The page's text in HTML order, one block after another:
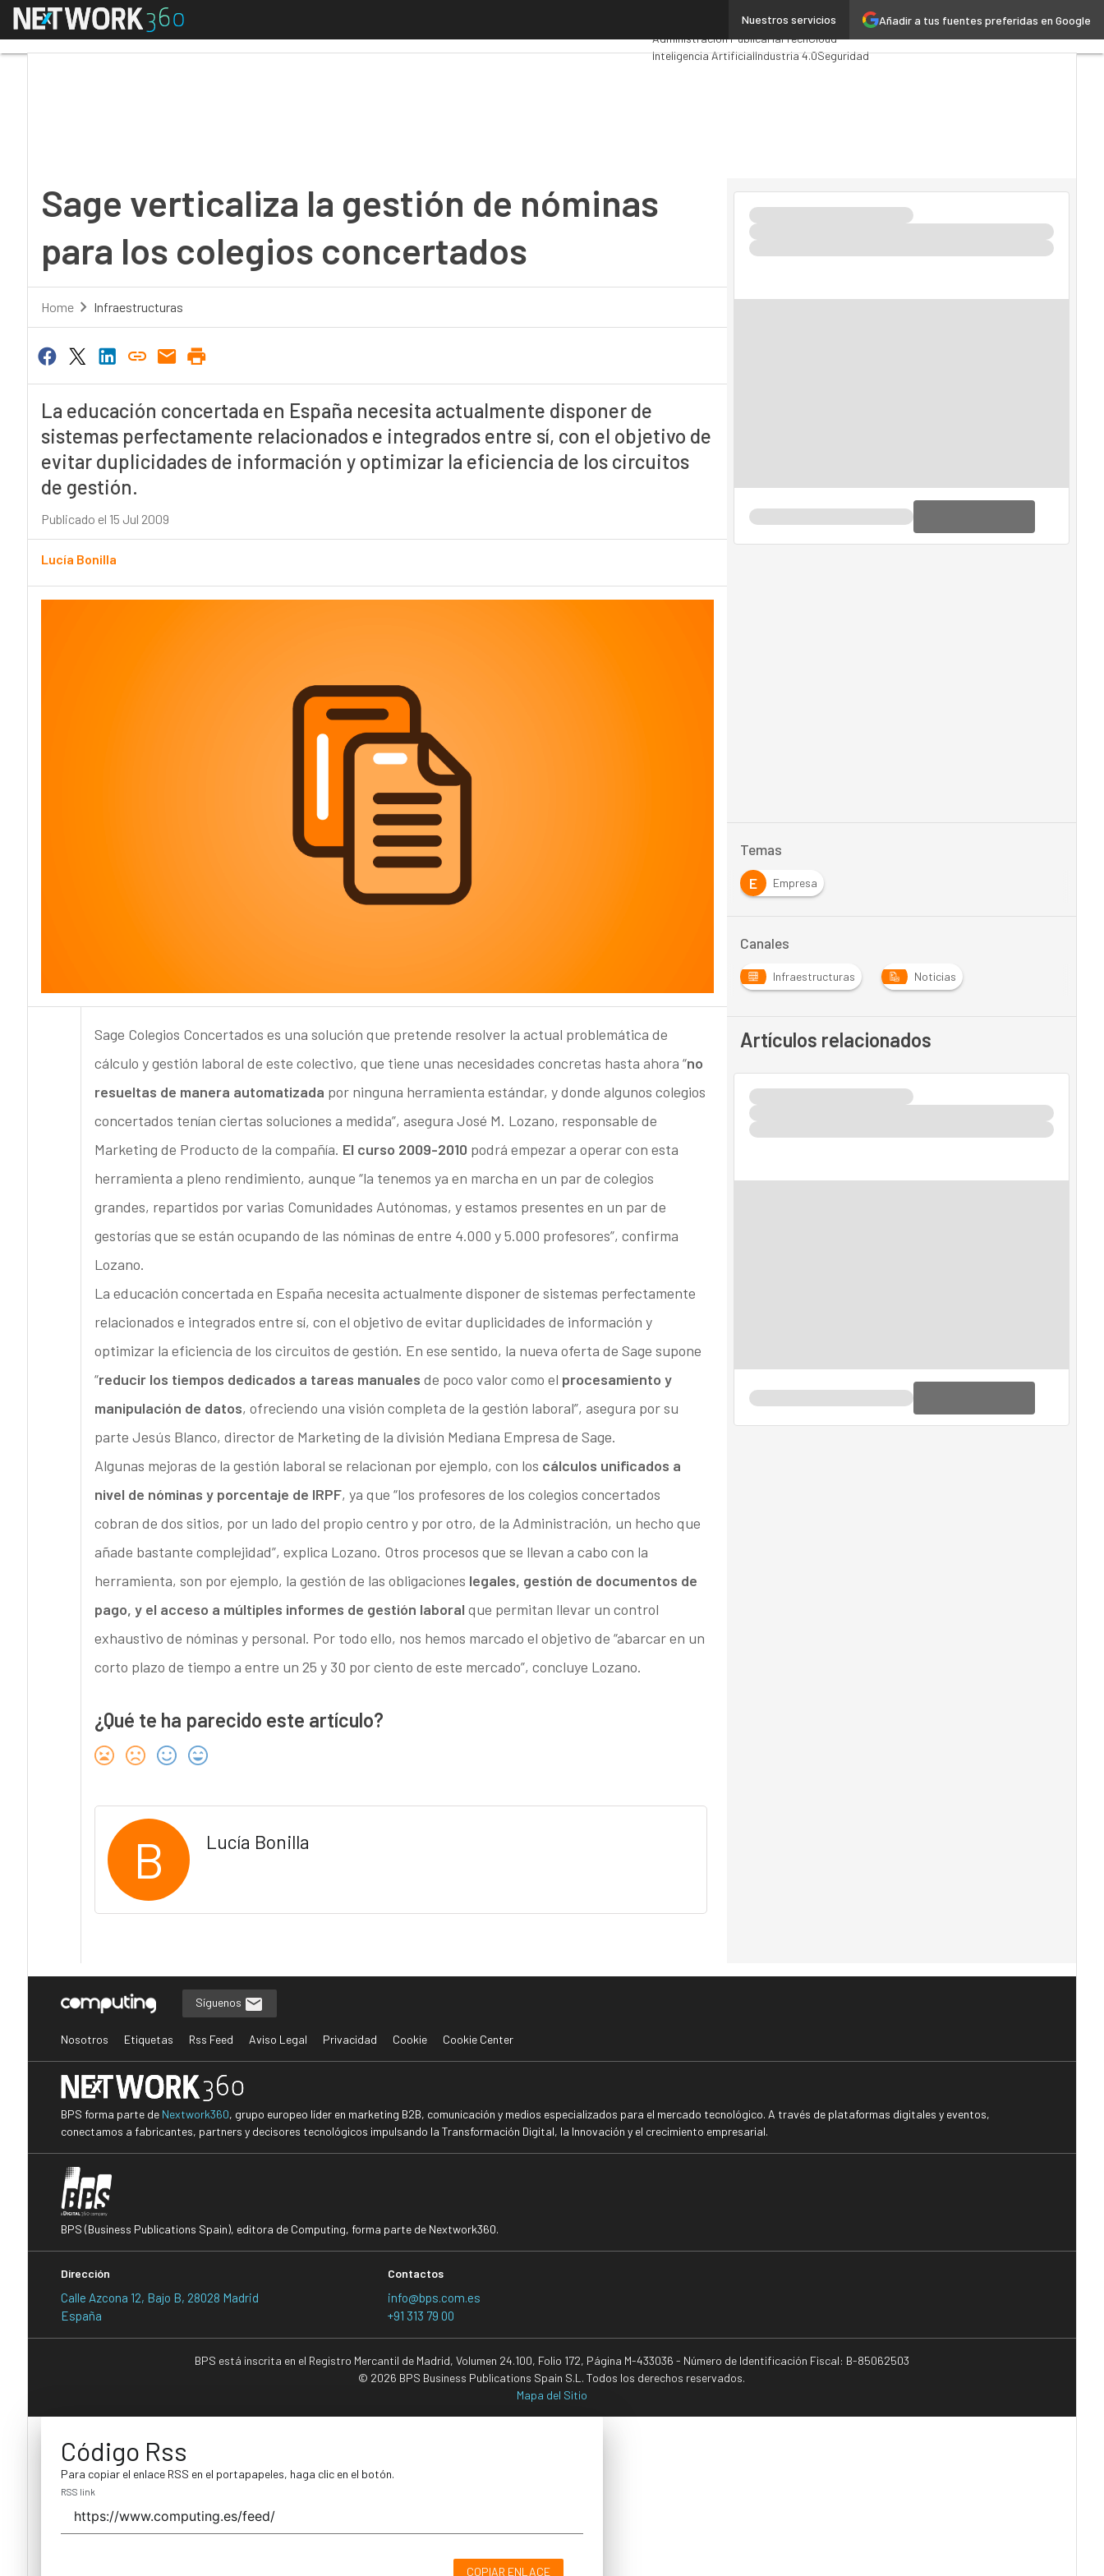
Añadir a tus fuentes preferidas en Google
Nuestros servicios
Menú Premios ComputingAnalytics
Administración PúblicaMarTechCloud
Inteligencia ArtificialIndustria 4.0Seguridad
Sage verticaliza la gestión de nóminas
para los colegios concertados
Home Infraestructuras
La educación concertada en España necesita actualmente disponer de
sistemas perfectamente relacionados e integrados entre sí, con el objetivo de
evitar duplicidades de información y optimizar la eficiencia de los circuitos
de gestión.
Publicado el 15 Jul 2009
Lucía Bonilla
Sage Colegios Concertados es una solución que pretende resolver la actual problemática de
cálculo y gestión laboral de este colectivo, que tiene unas necesidades concretas hasta ahora “no
resueltas de manera automatizada por ninguna herramienta estándar, y donde algunos colegios
concertados tenían ciertas soluciones a medida”, asegura José M. Lozano, responsable de
Marketing de Producto de la compañía. El curso 2009-2010 podrá empezar a operar con esta
herramienta a pleno rendimiento, aunque “la tenemos ya en marcha en un par de colegios
grandes, repartidos por varias Comunidades Autónomas, y estamos presentes en un par de
gestorías que se están ocupando de las nóminas de entre 4.000 y 5.000 profesores”, confirma
Lozano.
La educación concertada en España necesita actualmente disponer de sistemas perfectamente
relacionados e integrados entre sí, con el objetivo de evitar duplicidades de información y
optimizar la eficiencia de los circuitos de gestión. En ese sentido, la nueva oferta de Sage supone
“reducir los tiempos dedicados a tareas manuales de poco valor como el procesamiento y
manipulación de datos, ofreciendo una visión completa de la gestión laboral”, asegura por su
parte Jesús Blanco, director de Marketing de la división Mediana Empresa de Sage.
Algunas mejoras de la gestión laboral se relacionan por ejemplo, con los cálculos unificados a
nivel de nóminas y porcentaje de IRPF, ya que “los profesores de los colegios concertados
cobran de dos sitios, por un lado del propio centro y por otro, de la Administración, un hecho que
añade bastante complejidad”, explica Lozano. Otros procesos que se llevan a cabo con la
herramienta, son por ejemplo, la gestión de las obligaciones legales, gestión de documentos de
pago, y el acceso a múltiples informes de gestión laboral que permitan llevar un control
exhaustivo de nóminas y personal. Por todo ello, nos hemos marcado el objetivo de “abarcar en un
corto plazo de tiempo a entre un 25 y 30 por ciento de este mercado”, concluye Lozano.
¿Qué te ha parecido este artículo?
B Lucía Bonilla
Temas
E
Empresa
Canales
Infraestructuras Noticias
Artículos relacionados
Síguenos
Nosotros Etiquetas Rss Feed Aviso Legal Privacidad Cookie Cookie Center
BPS forma parte de Nextwork360, grupo europeo líder en marketing B2B, comunicación y medios especializados para el mercado tecnológico. A través de plataformas digitales y eventos,
conectamos a fabricantes, partners y decisores tecnológicos impulsando la Transformación Digital, la Innovación y el crecimiento empresarial.
BPS (Business Publications Spain), editora de Computing, forma parte de Nextwork360.
Dirección
Calle Azcona 12, Bajo B, 28028 Madrid
España
Contactos
info@bps.com.es
+91 313 79 00
BPS está inscrita en el Registro Mercantil de Madrid, Volumen 24.100, Folio 172, Página M-433036 - Número de Identificación Fiscal: B-85062503
© 2026 BPS Business Publications Spain S.L. Todos los derechos reservados.
Mapa del Sitio
Código Rss
Para copiar el enlace RSS en el portapapeles, haga clic en el botón.
RSS link
COPIAR ENLACE